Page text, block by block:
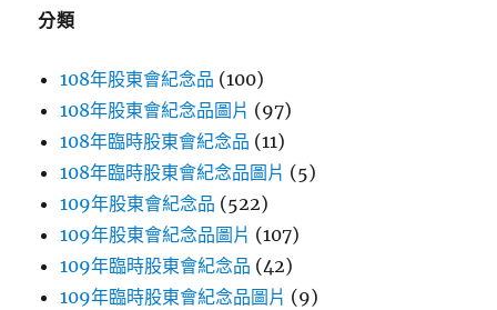
分類
108年股東會紀念品 (100)
108年股東會紀念品圖片 (97)
108年臨時股東會紀念品 (11)
108年臨時股東會紀念品圖片 (5)
109年股東會紀念品 (522)
109年股東會紀念品圖片 (107)
109年臨時股東會紀念品 (42)
109年臨時股東會紀念品圖片 (9)